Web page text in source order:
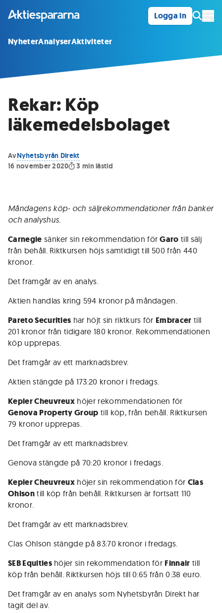
Logga in
NyheterAnalyserAktiviteter
Rekar: Köp
läkemedelsbolaget
AvNyhetsbyrån Direkt
16 november 2020
3 min lästid
Måndagens köp- och säljrekommendationer från banker
och analyshus.
Carnegie sänker sin rekommendation förGaro till sälj
från behåll. Riktkursen höjs samtidigt till 500 från 440
kronor.
Det framgår av en analys.
Aktien handlas kring 594 kronor på måndagen.
Pareto Securities har höjt sin riktkurs för Embracer till
201 kronor från tidigare 180 kronor. Rekommendationen
köp upprepas.
Det framgår av ett marknadsbrev.
Aktien stängde på 173:20 kronor i fredags.
Kepler Cheuvreux höjer rekommendationen för
Genova Property Group till köp, från behåll. Riktkursen
79 kronor upprepas.
Det framgår av ett marknadsbrev.
Genova stängde på 70:20 kronor i fredags.
Kepler Cheuvreux höjer sin rekommendation för Clas
Ohlsontill köp från behåll. Riktkursen är fortsatt 110
kronor.
Det framgår av ett marknadsbrev.
Clas Ohlson stängde på 83:70 kronor i fredags.
SEB Equitieshöjer sin rekommendation för Finnair till
köp från behåll. Riktkursen höjs till 0:65 från 0:38 euro.
Det framgår av en analys som Nyhetsbyrån Direkt har
tagit del av.